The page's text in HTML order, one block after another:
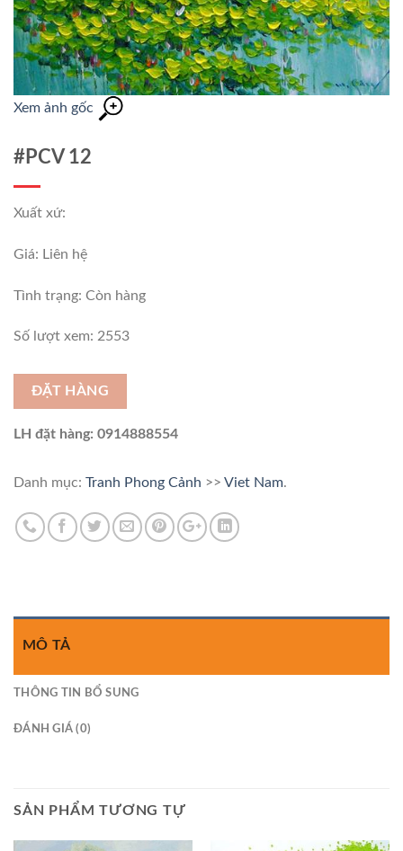
Xem ảnh gốc
#PCV 12
Xuất xứ:
Giá: Liên hệ
Tình trạng: Còn hàng
Số lượt xem: 2553
ĐẶT HÀNG
LH đặt hàng: 0914888554
Danh mục: Tranh Phong Cảnh >> Viet Nam.
MÔ TẢ
THÔNG TIN BỔ SUNG
ĐÁNH GIÁ (0)
SẢN PHẨM TƯƠNG TỰ